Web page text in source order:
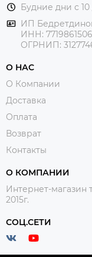
Будние дни с 10
ИП
ИНН:
ОГРНИП:
О НАС
О Компании
Доставка
Оплата
Возврат
Контакты
О КОМПАНИИ
Интернет-магазин
2015г.
СОЦ.СЕТИ